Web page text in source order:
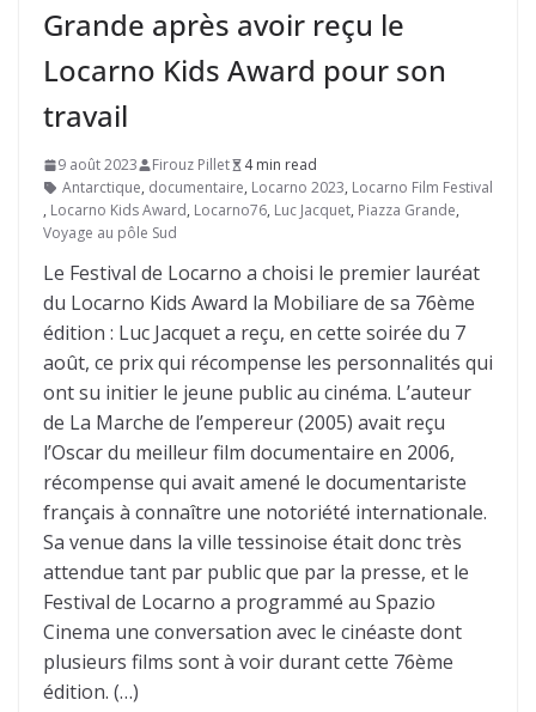
Grande après avoir reçu le
Locarno Kids Award pour son
travail
9 août 2023 Firouz Pillet
4 min read
Antarctique, documentaire, Locarno 2023, Locarno Film Festival
, Locarno Kids Award, Locarno76, Luc Jacquet, Piazza Grande,
Voyage au pôle Sud
Le Festival de Locarno a choisi le premier lauréat
du Locarno Kids Award la Mobiliare de sa 76ème
édition : Luc Jacquet a reçu, en cette soirée du 7
août, ce prix qui récompense les personnalités qui
ont su initier le jeune public au cinéma. L’auteur
de La Marche de l’empereur (2005) avait reçu
l’Oscar du meilleur film documentaire en 2006,
récompense qui avait amené le documentariste
français à connaître une notoriété internationale.
Sa venue dans la ville tessinoise était donc très
attendue tant par public que par la presse, et le
Festival de Locarno a programmé au Spazio
Cinema une conversation avec le cinéaste dont
plusieurs films sont à voir durant cette 76ème
édition. (…)